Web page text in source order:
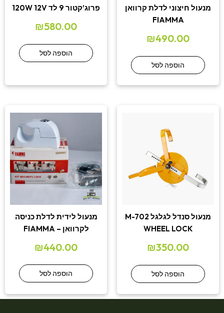
מנעול חיצוני לדלת קרוואן
FIAMMA
₪490.00
הוספה לסל
פרוג’קטור 9 לד 120W 12V
₪580.00
הוספה לסל
מנעול סנדל לגלגל M-702
WHEEL LOCK
₪350.00
הוספה לסל
מנעול לידית לדלת כניסה
לקרוואן – FIAMMA
₪440.00
הוספה לסל